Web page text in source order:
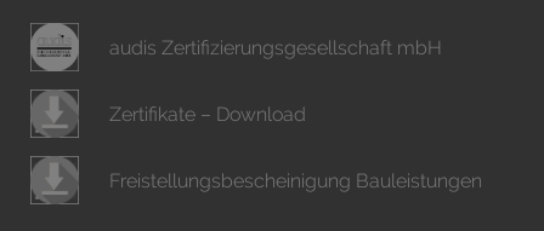
audis Zertifizierungsgesellschaft mbH
Zertifikate – Download
Freistellungsbescheinigung Bauleistungen